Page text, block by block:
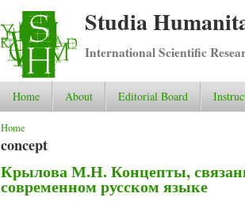
Studia
International Scientific
Home About Editorial Board
You are here
Home
concept
Крылова М.Н. Концепты,
современном русском языке